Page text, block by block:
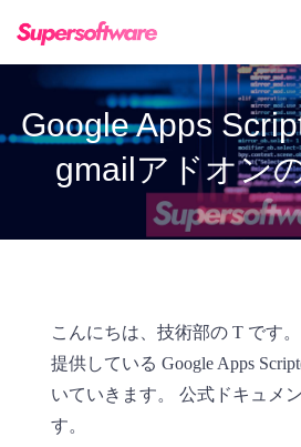
Google Apps
gmailアドオン
こんにちは、技術部の T です
提供している Google Apps
いていきます。 公式ドキュメ
す。